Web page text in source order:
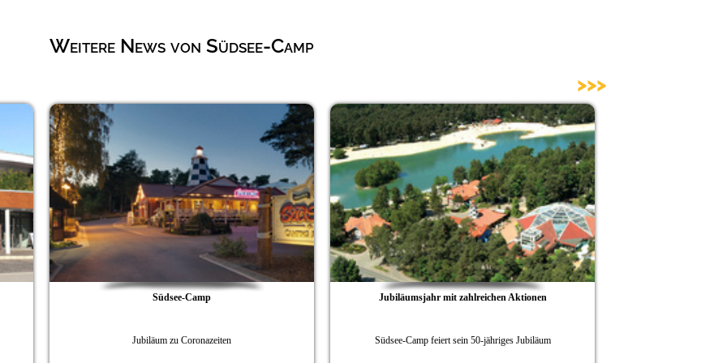
Weitere News von Südsee-Camp
Südsee-Camp
Jubiläum zu Coronazeiten
Jubiläumsjahr mit zahlreichen Aktionen
Südsee-Camp feiert sein 50-jähriges Jubiläum
>>>